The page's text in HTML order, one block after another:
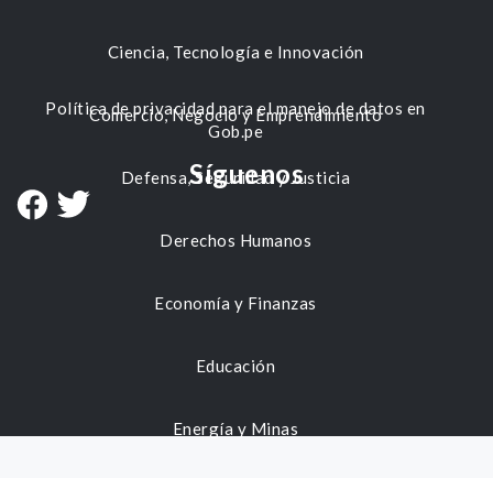
Ciencia, Tecnología e Innovación
Comercio, Negocio y Emprendimiento
Defensa, Seguridad y Justicia
Derechos Humanos
Economía y Finanzas
Educación
Energía y Minas
Política de privacidad para el manejo de datos en
Gob.pe
Síguenos